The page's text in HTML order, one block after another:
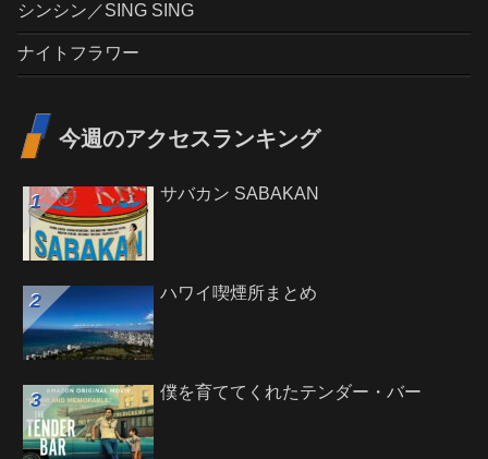
シンシン／SING SING
ナイトフラワー
今週のアクセスランキング
サバカン SABAKAN
ハワイ喫煙所まとめ
僕を育ててくれたテンダー・バー